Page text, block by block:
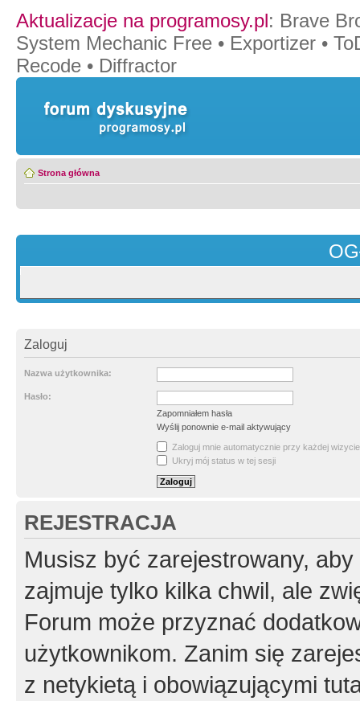
Aktualizacje na programosy.pl: Brave
System Mechanic Free • Exportizer •
Recode • Diffractor
Strona główna
Zaloguj
Nazwa użytkownika:
Hasło:
Zapomniałem hasła
Wyślij ponownie e-mail aktywujący
Zaloguj mnie automatycznie przy każdej wizycie
Ukryj mój status w tej sesji
REJESTRACJA
Musisz być zarejestrowany,
zajmuje tylko kilka chwil, ale
Forum może przyznać
użytkownikom. Zanim się
z netykietą i obowiązującymi